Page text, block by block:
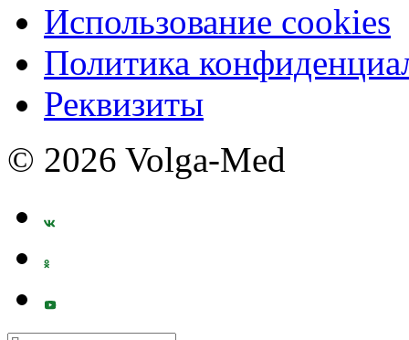
Использование cookies
Политика
Реквизиты
© 2026 Volga-Med